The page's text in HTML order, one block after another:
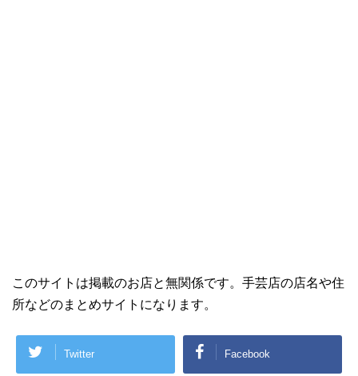
このサイトは掲載のお店と無関係です。手芸店の店名や住
所などのまとめサイトになります。
Twitter Facebook